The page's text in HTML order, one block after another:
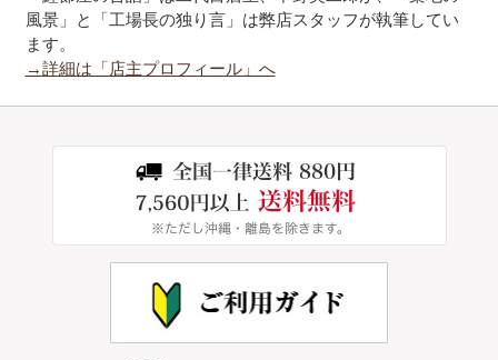
風景」と「工場長の独り言」は弊店スタッフが執筆してい
ます。
→詳細は「店主プロフィール」へ